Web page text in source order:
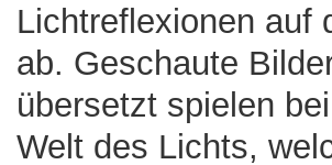
Lichtreflexionen auf
ab. Geschaute
übersetzt spielen
Welt des Lichts,